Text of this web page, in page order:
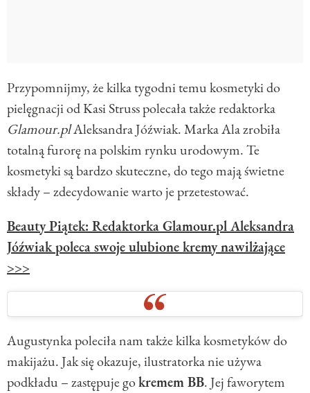
Przypomnijmy, że kilka tygodni temu kosmetyki do
pielęgnacji od Kasi Struss polecała także redaktorka
Glamour.plAleksandra Jóźwiak. Marka Ala zrobiła
totalną furorę na polskim rynku urodowym. Te
kosmetyki są bardzo skuteczne, do tego mają świetne
składy – zdecydowanie warto je przetestować.
Beauty Piątek: Redaktorka Glamour.pl Aleksandra
Jóźwiak poleca swoje ulubione kremy nawilżające
>>>
Augustynka poleciła nam także kilka kosmetyków do
makijażu. Jak się okazuje, ilustratorka nie używa
podkładu – zastępuje gokremem BB. Jej faworytem